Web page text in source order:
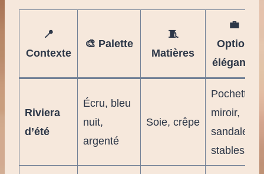
📍
Contexte
🎨 Palette
🧵
Matières
💼
Option
élégante
Riviera
d’été
Écru, bleu
nuit,
argenté
Soie, crêpe
Pochette
miroir,
sandales
stables ✨